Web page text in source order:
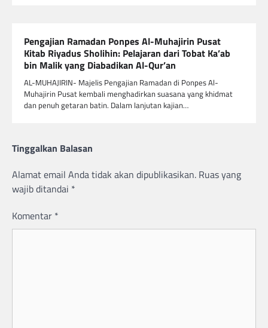
Pengajian Ramadan Ponpes Al-Muhajirin Pusat
Kitab Riyadus Sholihin: Pelajaran dari Tobat Ka’ab
bin Malik yang Diabadikan Al-Qur’an
AL-MUHAJIRIN- Majelis Pengajian Ramadan di Ponpes Al-
Muhajirin Pusat kembali menghadirkan suasana yang khidmat
dan penuh getaran batin. Dalam lanjutan kajian…
Tinggalkan Balasan
Alamat email Anda tidak akan dipublikasikan. Ruas yang
wajib ditandai *
Komentar *